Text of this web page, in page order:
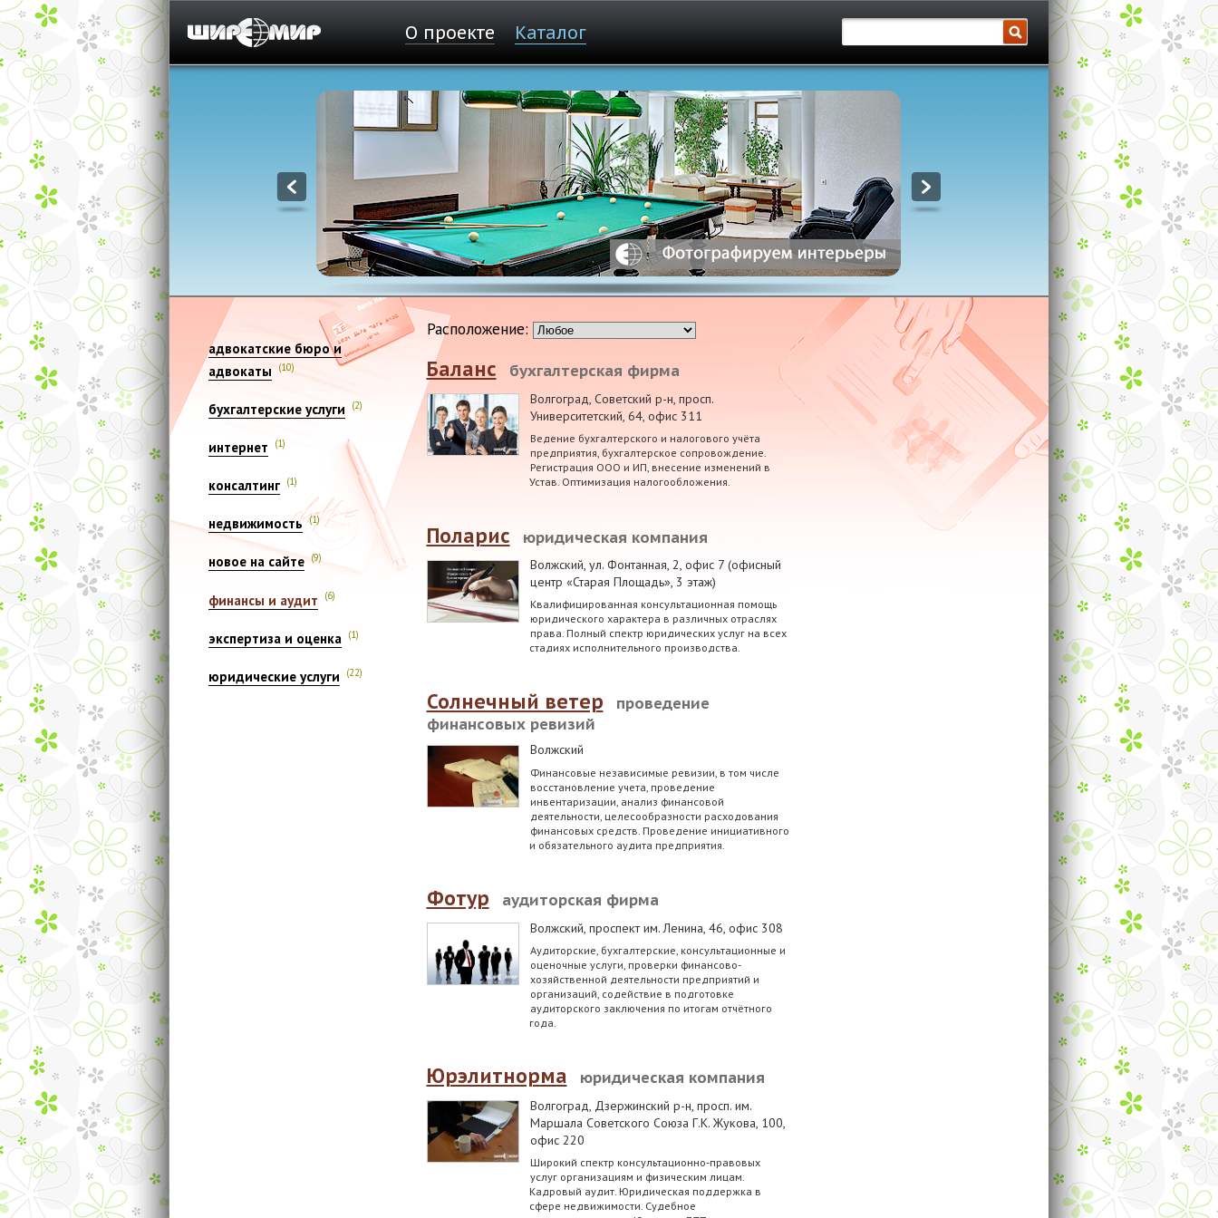
О проекте Каталог
1
адвокатские бюро и
адвокаты
(10)
бухгалтерские услуги (2)
интернет (1)
консалтинг (1)
недвижимость (1)
новое на сайте (9)
финансы и аудит (6)
экспертиза и оценка (1)
юридические услуги (22)
Расположение:
Баланс бухгалтерская фирма
Волгоград, Советский р-н, просп.
Университетский, 64, офис 311
Ведение бухгалтерского и налогового учёта
предприятия, бухгалтерское сопровождение.
Регистрация ООО и ИП, внесение изменений в
Устав. Оптимизация налогообложения.
Поларис юридическая компания
Волжский, ул. Фонтанная, 2, офис 7 (офисный
центр «Старая Площадь», 3 этаж)
Квалифицированная консультационная помощь
юридического характера в различных отраслях
права. Полный спектр юридических услуг на всех
стадиях исполнительного производства.
Солнечный ветер
проведение
финансовых ревизий
Волжский
Финансовые независимые ревизии, в том числе
восстановление учета, проведение
инвентаризации, анализ финансовой
деятельности, целесообразности расходования
финансовых средств. Проведение инициативного
и обязательного аудита предприятия.
Фотур аудиторская фирма
Волжский, проспект им. Ленина, 46, офис 308
Аудиторские, бухгалтерские, консультационные и
оценочные услуги, проверки финансово-
хозяйственной деятельности предприятий и
организаций, содействие в подготовке
аудиторского заключения по итогам отчётного
года.
Юрэлитнорма юридическая компания
Волгоград, Дзержинский р-н, просп. им.
Маршала Советского Союза Г.К. Жукова, 100,
офис 220
Широкий спектр консультационно-правовых
услуг организациям и физическим лицам.
Кадровый аудит. Юридическая поддержка в
сфере недвижимости. Судебное